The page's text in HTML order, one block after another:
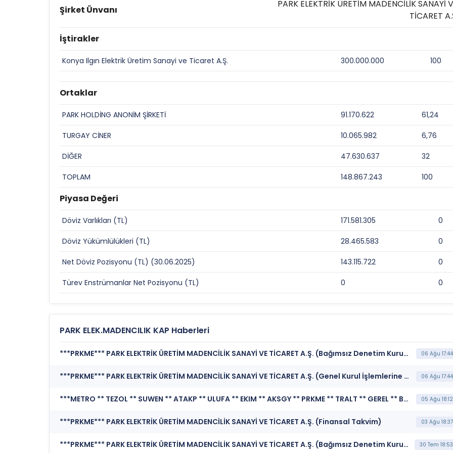
Şirket Ünvanı
PARK ELEKTRİK ÜRETİM MADENCİLİK SANAYİ
TİCARET
İştirakler
Konya Ilgın Elektrik Üretim Sanayi ve Ticaret A.Ş. 300.000.000 100
Ortaklar
PARK HOLDİNG ANONİM ŞİRKETİ 91.170.622 61,24
TURGAY CİNER 10.065.982 6,76
DİĞER 47.630.637 32
TOPLAM 148.867.243 100
Piyasa Değeri
Döviz Varlıkları (TL) 171.581.305 0
Döviz Yükümlülükleri (TL) 28.465.583 0
Net Döviz Pozisyonu (TL) (30.06.2025) 143.115.722 0
Türev Enstrümanlar Net Pozisyonu (TL) 0 0
PARK ELEK.MADENCILIK KAP Haberleri
***PRKME*** PARK ELEKTRİK ÜRETİM MADENCİLİK SANAYİ VE TİCARET A.Ş. (Bağımsız Denetim Kuruluşunun Belirlenmesi) 06 Ağu 17:44
***PRKME*** PARK ELEKTRİK ÜRETİM MADENCİLİK SANAYİ VE TİCARET A.Ş. (Genel Kurul İşlemlerine İlişkin Bildirim) 06 Ağu 17:44
***METRO ** TEZOL ** SUWEN ** ATAKP ** ULUFA ** EKIM ** AKSGY ** PRKME ** TRALT ** GEREL ** BOSSA ** ARSAN ** BORSK*** BORSA İSTANBUL A.Ş. (BIST Pay Endeksleri) 05 Ağu 18:12
***PRKME*** PARK ELEKTRİK ÜRETİM MADENCİLİK SANAYİ VE TİCARET A.Ş. (Finansal Takvim) 03 Ağu 18:37
***PRKME*** PARK ELEKTRİK ÜRETİM MADENCİLİK SANAYİ VE TİCARET A.Ş. (Bağımsız Denetim Kuruluşunun Belirlenmesi) 30 Tem 18:53